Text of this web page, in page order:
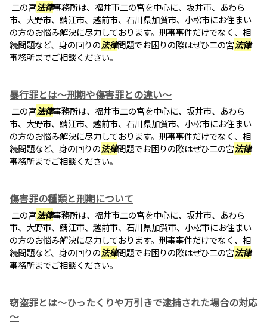
二の宮法律事務所は、福井市二の宮を中心に、坂井市、あわら
市、大野市、鯖江市、越前市、石川県加賀市、小松市にお住まい
の方のお悩み解決に尽力しております。刑事事件だけでなく、相
続問題など、身の回りの法律問題でお困りの際はぜひ二の宮法律
事務所までご相談ください。
暴行罪とは～刑期や傷害罪との違い～
二の宮法律事務所は、福井市二の宮を中心に、坂井市、あわら
市、大野市、鯖江市、越前市、石川県加賀市、小松市にお住まい
の方のお悩み解決に尽力しております。刑事事件だけでなく、相
続問題など、身の回りの法律問題でお困りの際はぜひ二の宮法律
事務所までご相談ください。
傷害罪の種類と刑期について
二の宮法律事務所は、福井市二の宮を中心に、坂井市、あわら
市、大野市、鯖江市、越前市、石川県加賀市、小松市にお住まい
の方のお悩み解決に尽力しております。刑事事件だけでなく、相
続問題など、身の回りの法律問題でお困りの際はぜひ二の宮法律
事務所までご相談ください。
窃盗罪とは～ひったくりや万引きで逮捕された場合の対応
～